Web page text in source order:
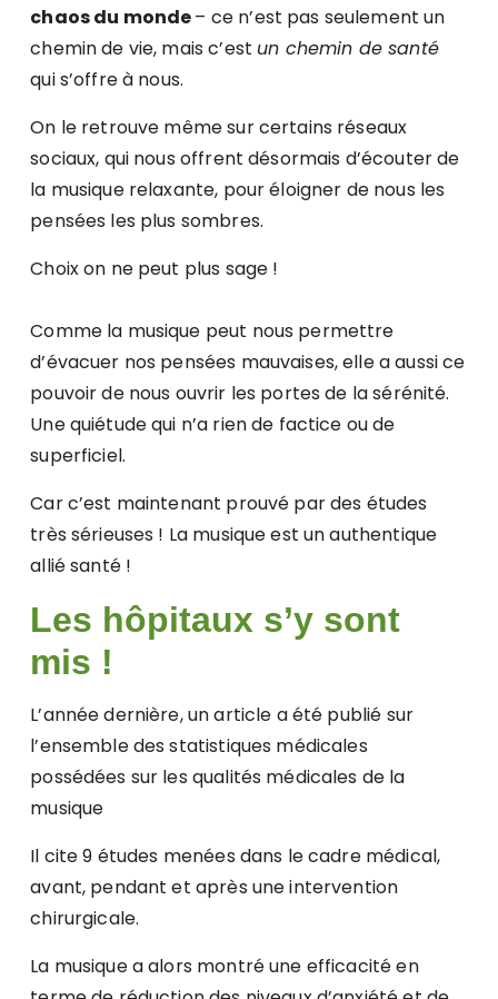
chaos du monde– ce n’est pas seulement un
chemin de vie, mais c’est un chemin de santé
qui s’offre à nous.
On le retrouve même sur certains réseaux
sociaux, qui nous offrent désormais d’écouter de
la musique relaxante, pour éloigner de nous les
pensées les plus sombres.
Choix on ne peut plus sage !
Comme la musique peut nous permettre
d’évacuer nos pensées mauvaises, elle a aussi ce
pouvoir de nous ouvrir les portes de la sérénité.
Une quiétude qui n’a rien de factice ou de
superficiel.
Car c’est maintenant prouvé par des études
très sérieuses ! La musique est un authentique
allié santé !
Les hôpitaux s’y sont
mis !
L’année dernière, un article a été publié sur
l’ensemble des statistiques médicales
possédées sur les qualités médicales de la
musique
Il cite 9 études menées dans le cadre médical,
avant, pendant et après une intervention
chirurgicale.
La musique a alors montré une efficacité en